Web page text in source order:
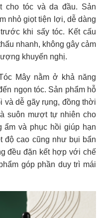
cho tóc và da đầu. Sản
nhỏ giọt tiện lợi, dễ dàng
khi sấy tóc. Kết cấu
nhanh, không gây cảm
khuyến nghị.
Mây nằm ở khả năng
ngọn tóc. Sản phẩm hỗ
và dễ gãy rụng, đồng thời
suôn mượt tự nhiên cho
ẩm và phục hồi giúp hạn
độ cao cũng như bụi bẩn
đều đặn kết hợp với chế
góp phần duy trì mái